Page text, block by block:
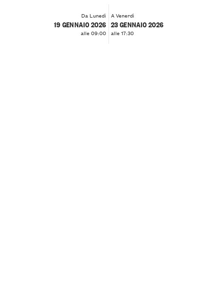
Da Lunedì
19 GENNAIO 2026
alle 09:00
A Venerdì
23 GENNAIO 2026
alle 17:30